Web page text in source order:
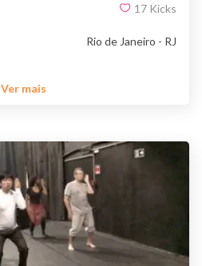
17 Kicks
Rio de Janeiro - RJ
Ver mais